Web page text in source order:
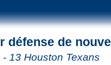
défense de
13 Houston Texans